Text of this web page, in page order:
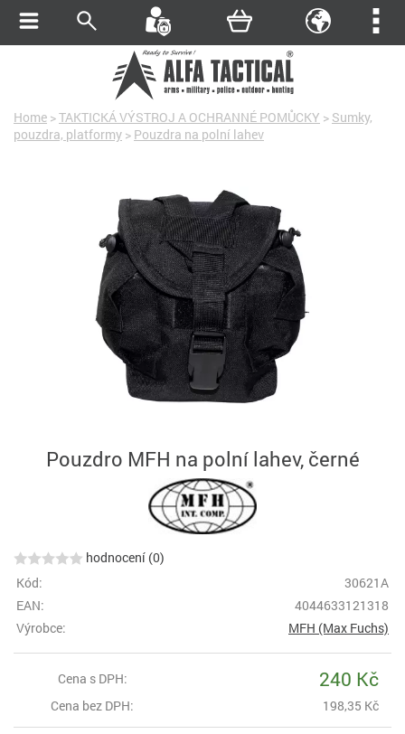
Home >TAKTICKÁ VÝSTROJ A OCHRANNÉ POMŮCKY > Sumky,
pouzdra, platformy > Pouzdra na polní lahev
Pouzdro MFH na polní lahev, černé
hodnocení (0)
Kód:
30621A
EAN:
4044633121318
Výrobce:
MFH (Max Fuchs)
Cena s DPH: 240 Kč
Cena bez DPH: 198,35 Kč